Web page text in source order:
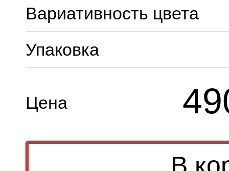
Вариативность цвета
Упаковка
Цена